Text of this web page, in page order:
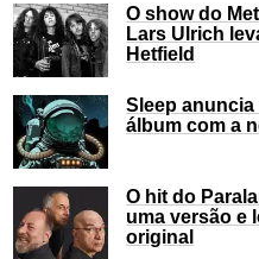
O show do
Lars Ulrich
Hetfield
Sleep
álbum com a
O hit do
uma versão e
original